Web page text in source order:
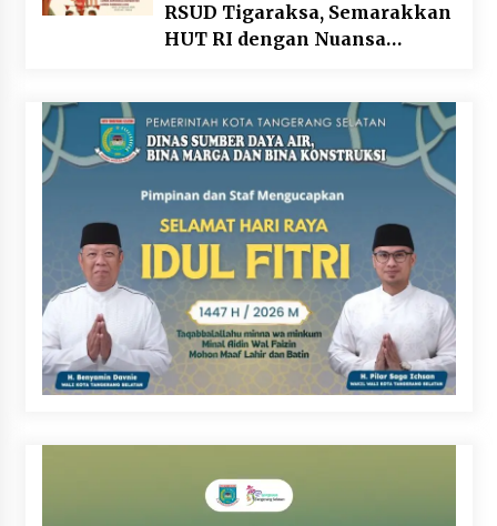
RSUD Tigaraksa, Semarakkan
HUT RI dengan Nuansa